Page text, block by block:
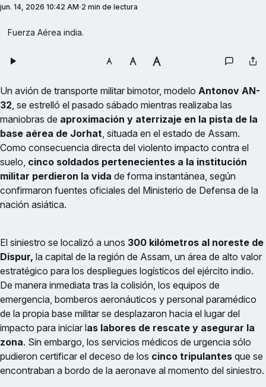
jun. 14, 2026 10:42 AM 2 min de lectura
Fuerza Aérea india.
Un avión de transporte militar bimotor, modelo Antonov AN-
32, se estrelló el pasado sábado mientras realizaba las
maniobras de aproximación y aterrizaje en la pista de la
base aérea de Jorhat, situada en el estado de Assam.
Como consecuencia directa del violento impacto contra el
suelo, cinco soldados pertenecientes a la institución
militar perdieron la vida de forma instantánea, según
confirmaron fuentes oficiales del Ministerio de Defensa de la
nación asiática.
El siniestro se localizó a unos 300 kilómetros al noreste de
Dispur, la capital de la región de Assam, un área de alto valor
estratégico para los despliegues logísticos del ejército indio.
De manera inmediata tras la colisión, los equipos de
emergencia, bomberos aeronáuticos y personal paramédico
de la propia base militar se desplazaron hacia el lugar del
impacto para iniciar las labores de rescate y asegurar la
zona. Sin embargo, los servicios médicos de urgencia sólo
pudieron certificar el deceso de los cinco tripulantes que se
encontraban a bordo de la aeronave al momento del siniestro.